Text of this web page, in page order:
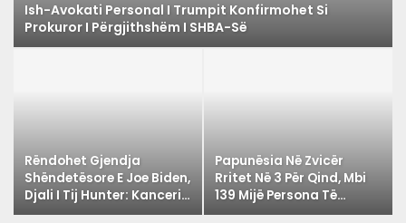
Ish-Avokati Personal I Trumpit Konfirmohet Si
Prokuror I Përgjithshëm I SHBA-Së
Rëndohet Gjendja
Shëndetësore E Joe Biden,
Djali I Tij Hunter: Kanceri…
Papunësia Në Zvicër
Rritet Në 3 Për Qind, Mbi
139 Mijë Persona Të…